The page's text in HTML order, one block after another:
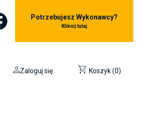
Potrzebujesz Wykonawcy?
Kliknij tutaj
Zaloguj się Koszyk (0)